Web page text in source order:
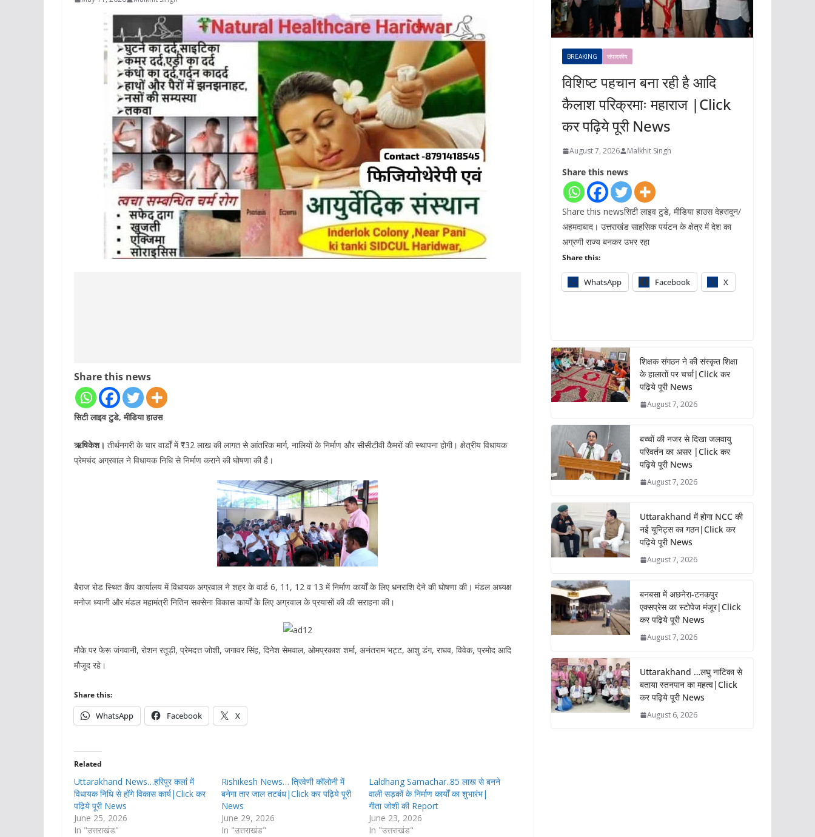
Share this news
सिटी लाइव टुडे, मीडिया हाउस
ऋषिकेश। तीर्थनगरी के चार वार्डों में ₹32 लाख की लागत से आंतरिक मार्ग, नालियों के निर्माण और सीसीटीवी कैमरों की स्थापना होगी। क्षेत्रीय विधायक
प्रेमचंद अग्रवाल ने विधायक निधि से निर्माण कराने की घोषणा की है।
बैराज रोड स्थित कैंप कार्यालय में विधायक अग्रवाल ने शहर के वार्ड 6, 11, 12 व 13 में निर्माण कार्यों के लिए धनराशि देने की घोषणा की। मंडल अध्यक्ष
मनोज ध्यानी और मंडल महामंत्री नितिन सक्सेना विकास कार्यों के लिए अग्रवाल के प्रयासों की की सराहना की।
मौके पर फेरू जंगवानी, रोशन रतूड़ी, प्रेमदत्त जोशी, जगावर सिंह, दिनेश सेमवाल, ओमप्रकाश शर्मा, अनंतराम भट्ट, आशु डंग, राघव, विवेक, प्रमोद आदि
मौजूद रहे।
Share this:
WhatsApp Facebook X
Related
Uttarakhand News…हरिपुर कलां में
विधायक निधि से होंगे विकास कार्य|Click कर
पढ़िये पूरी News
June 25, 2026
In "उत्तराखंड"
Rishikesh News… त्रिवेणी कॉलोनी में
बनेगा तार जाल तटबंध|Click कर पढ़िये पूरी
News
June 29, 2026
In "उत्तराखंड"
Laldhang Samachar..85 लाख से बनने
वाली सड़कों के निर्माण कार्यों का शुभारंभ|
गीता जोशी की Report
June 23, 2026
In "उत्तराखंड"
BREAKING संपादकीय
विशिष्ट पहचान बना रही है आदि
कैलाश परिक्रमाः महाराज |Click
कर पढ़िये पूरी News
August 7, 2026 Malkhit Singh
Share this news
Share this newsसिटी लाइव टुडे, मीडिया हाउस देहरादून/
अहमदाबाद। उत्तराखंड साहसिक पर्यटन के क्षेत्र में देश का
अग्रणी राज्य बनकर उभर रहा
Share this:
WhatsApp Facebook X
शिक्षक संगठन ने की संस्कृत शिक्षा
के हालातों पर चर्चा|Click कर
पढ़िये पूरी News
August 7, 2026
बच्चों की नजर से दिखा जलवायु
परिवर्तन का असर |Click कर
पढ़िये पूरी News
August 7, 2026
Uttarakhand में होगा NCC की
नई यूनिट्स का गठन|Click कर
पढ़िये पूरी News
August 7, 2026
बनबसा में अछनेरा-टनकपुर
एक्सप्रेस का स्टोपेज मंजूर|Click
कर पढ़िये पूरी News
August 7, 2026
Uttarakhand …लघु नाटिका से
बताया स्तनपान का महत्व|Click
कर पढ़िये पूरी News
August 6, 2026